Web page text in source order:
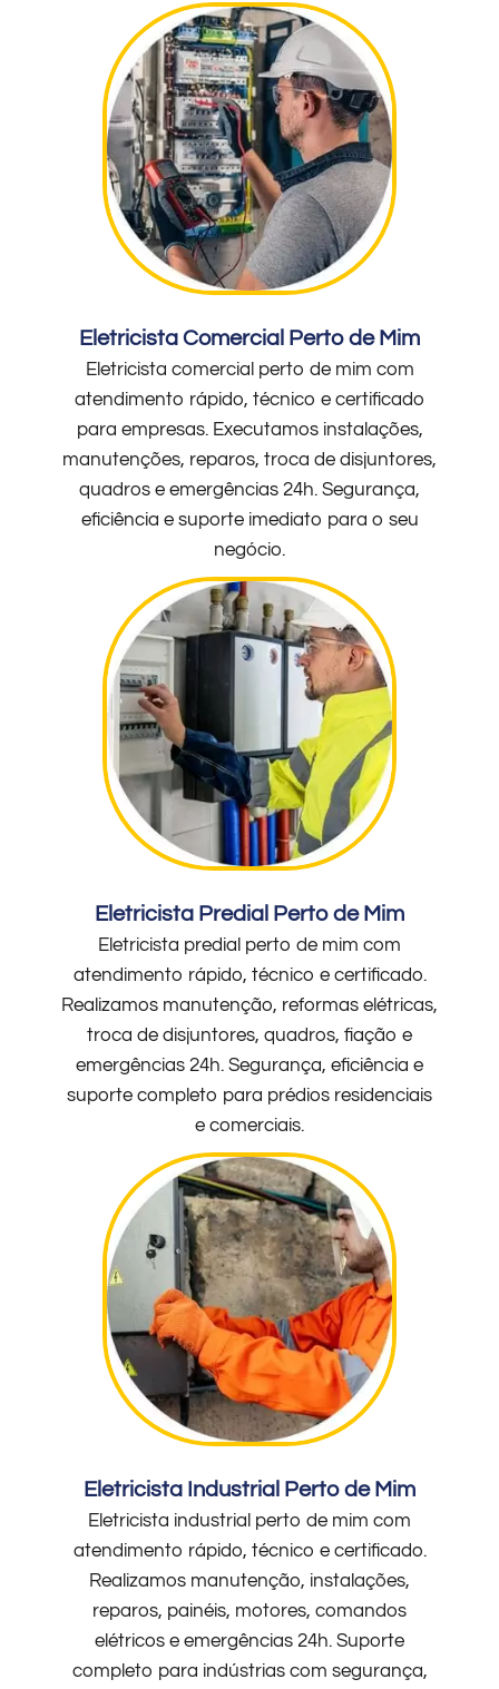
Eletricista Comercial Perto de Mim
Eletricista comercial perto de mim com
atendimento rápido, técnico e certificado
para empresas. Executamos instalações,
manutenções, reparos, troca de disjuntores,
quadros e emergências 24h. Segurança,
eficiência e suporte imediato para o seu
negócio.
Eletricista Predial Perto de Mim
Eletricista predial perto de mim com
atendimento rápido, técnico e certificado.
Realizamos manutenção, reformas elétricas,
troca de disjuntores, quadros, fiação e
emergências 24h. Segurança, eficiência e
suporte completo para prédios residenciais
e comerciais.
Eletricista Industrial Perto de Mim
Eletricista industrial perto de mim com
atendimento rápido, técnico e certificado.
Realizamos manutenção, instalações,
reparos, painéis, motores, comandos
elétricos e emergências 24h. Suporte
completo para indústrias com segurança,